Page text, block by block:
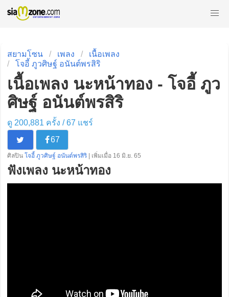
สยามโซน เพลง
เนื้อเพลง
โจอี้ ภูวศิษฐ์ อนันต์พรสิริ
เนื้อเพลง นะหน้าทอง - โจอี้ ภูว
ศิษฐ์ อนันต์พรสิริ
ดู 200,881 ครั้ง /67 แชร์
67
ศิลปิน โจอี้ ภูวศิษฐ์ อนันต์พรสิริ | เพิ่มเมื่อ 16 มิ.ย. 65
ฟังเพลง นะหน้าทอง